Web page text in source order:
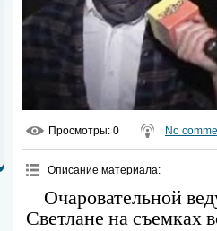
Просмотры: 0 No
Описание материала:
Очаровательной
Светлане на съемках